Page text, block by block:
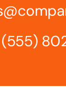
(555)